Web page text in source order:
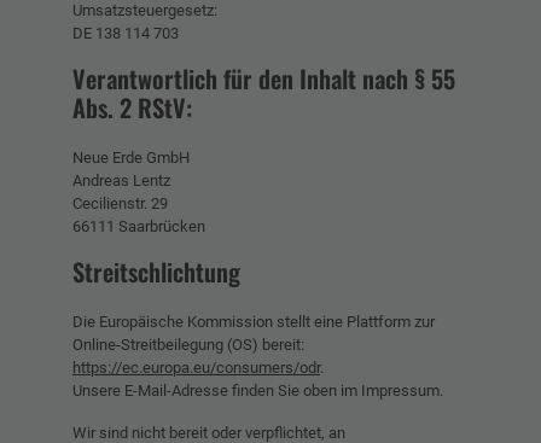
Umsatzsteuergesetz:
DE 138 114 703
Verantwortlich für den Inhalt nach § 55
Abs. 2 RStV:
Neue Erde GmbH
Andreas Lentz
Cecilienstr. 29
66111 Saarbrücken
Streitschlichtung
Die Europäische Kommission stellt eine Plattform zur
Online-Streitbeilegung (OS) bereit:
https://ec.europa.eu/consumers/odr.
Unsere E-Mail-Adresse finden Sie oben im Impressum.
Wir sind nicht bereit oder verpflichtet, an